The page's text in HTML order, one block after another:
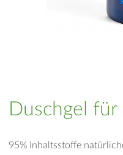
Duschgel
95% Inhaltsstoffe